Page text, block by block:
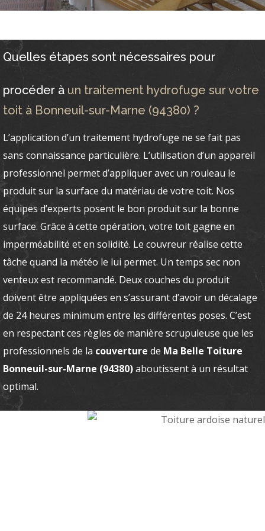
Quelles étapes sont nécessaires pour
procéder à un traitement hydrofuge sur votre
toit à Bonneuil-sur-Marne (94380) ?
L’application d’un traitement hydrofuge ne se fait pas
sans connaissance particulière. L’utilisation d’un appareil
professionnel permet d’appliquer avec un rouleau le
produit sur la surface du matériau de votre toit. Nos
équipes d’experts posent le bon produit sur la bonne
surface. Grâce à cette opération, votre toit gagne en
imperméabilité et en solidité. Le couvreur réalise cette
tâche quand la météo le lui permet. Un temps sec non
venteux est recommandé. Deux couches du produit
doivent être appliquées en s’assurant d’avoir un décalage
de 24 heures minimum entre les différentes poses. C’est
en respectant ces règles de manière scrupuleuse que les
professionnels de la couverture de Ma Belle Toiture
Bonneuil-sur-Marne (94380)aboutissent à un résultat
optimal.